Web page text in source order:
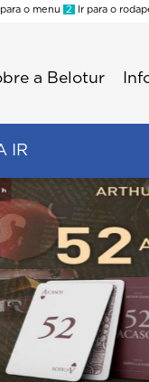
para o menu 2 Ir para o
a Belotur
IR